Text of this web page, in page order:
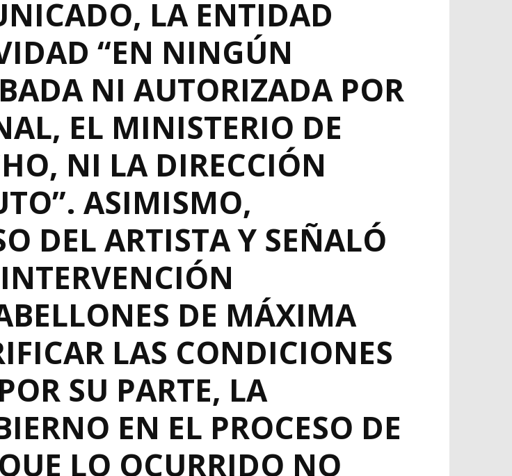
LA ENTIDAD
“EN NINGÚN
NI AUTORIZADA POR
EL MINISTERIO DE
NI LA DIRECCIÓN
ASIMISMO,
DEL ARTISTA Y SEÑALÓ
DE MÁXIMA
LAS CONDICIONES
SU PARTE, LA
EN EL PROCESO DE
LO OCURRIDO NO